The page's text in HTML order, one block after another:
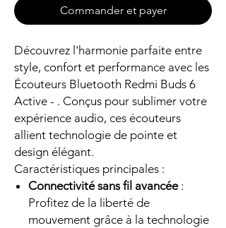
Commander et payer
Découvrez l'harmonie parfaite entre
style, confort et performance avec les
Écouteurs Bluetooth Redmi Buds 6
Active - . Conçus pour sublimer votre
expérience audio, ces écouteurs
allient technologie de pointe et
design élégant.
Caractéristiques principales :
Connectivité sans fil avancée:
Profitez de la liberté de
mouvement grâce à la technologie